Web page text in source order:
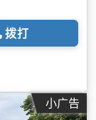
拨打
小广告